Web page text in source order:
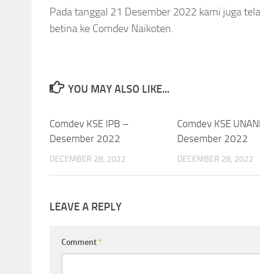
Pada tanggal 21 Desember 2022 kami juga
betina ke Comdev Naikoten.
YOU MAY ALSO LIKE...
Comdev KSE IPB –
Desember 2022
DECEMBER 28, 2022
Comdev KSE
Desember 2022
DECEMBER 28, 2022
LEAVE A REPLY
Comment*